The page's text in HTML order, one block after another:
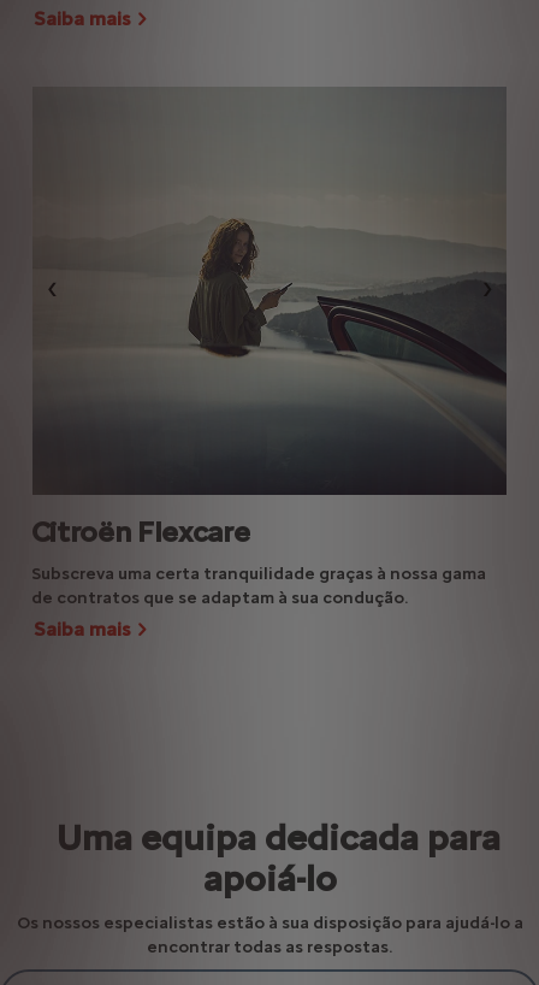
Saiba mais
Anterior
Citroën Flexcare
Subscreva uma certa tranquilidade graças à nossa gama
de contratos que se adaptam à sua condução.
Saiba mais
Uma equipa dedicada para
apoiá-lo
Os nossos especialistas estão à sua disposição para ajudá-lo a
encontrar todas as respostas.